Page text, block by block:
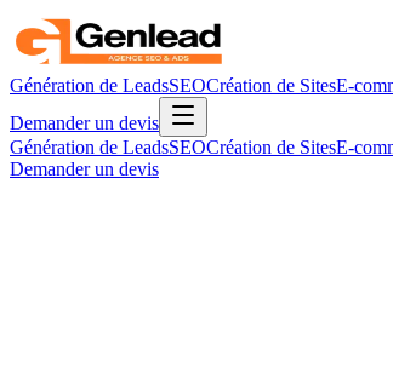
Génération de LeadsSEOCréation de SitesE-
Demander un devis
Génération de LeadsSEOCréation de SitesE-
Demander un devis